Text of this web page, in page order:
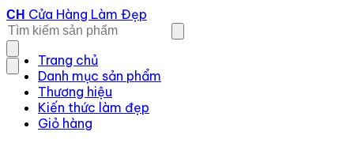
CH Cửa Hàng Làm Đẹp
Trang chủ
Danh mục sản phẩm
Thương hiệu
Kiến thức làm đẹp
Giỏ hàng